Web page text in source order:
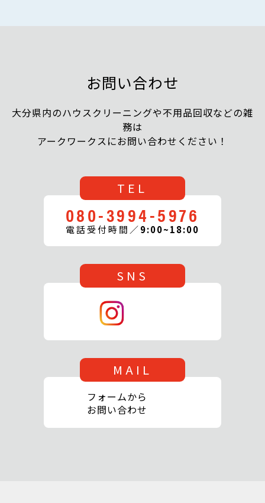
お問い合わせ
大分県内のハウスクリーニングや不用品回収などの雑
務は
アークワークスにお問い合わせください！
TEL
080-3994-5976
電話受付時間／9:00~18:00
SNS
MAIL
フォームから
お問い合わせ